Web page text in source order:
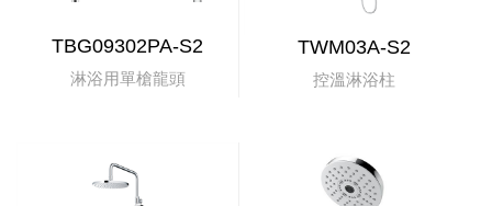
TBG09302PA-S2
淋浴用單槍龍頭
TWM03A-S2
控溫淋浴柱